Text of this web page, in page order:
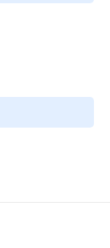
を最大限に引
運営していま
変化を起こせ
織のあり方で
と計画してい
件出すとい